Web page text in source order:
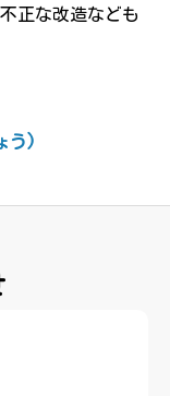
正な改造なども
う)